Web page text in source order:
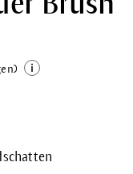
5 Sternen